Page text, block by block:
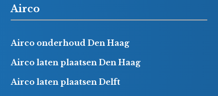
Airco
Airco onderhoud Den Haag
Airco laten plaatsen Den Haag
Airco laten plaatsen Delft